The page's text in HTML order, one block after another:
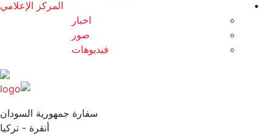
المركز الإعلامي
اخبار
صور
فيديوهات
سفارة جمهورية السودان
أنقرة - تركيا